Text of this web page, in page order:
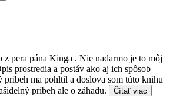
z pera pána Kinga . Nie nadarmo je to môj
prostredia a postáv ako aj ich spôsob
príbeh ma pohltil a doslova som túto knihu
príbeh ale o záhadu.
Čítať viac